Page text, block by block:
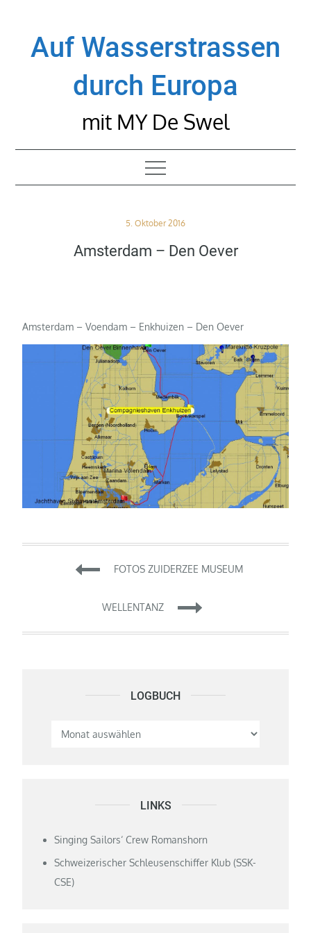
contentAuf Wasserstrassen
durch Europa
mit MY De Swel
Posted
5. Oktober 2016
Amsterdam – Den Oever
Amsterdam – Voendam – Enkhuizen – Den Oever
Beitragsnavigation
FOTOS ZUIDERZEE MUSEUM
WELLENTANZ
LOGBUCH Logbuch
LINKS
Singing Sailors‘ Crew Romanshorn
Schweizerischer Schleusenschiffer Klub (SSK-
CSE)